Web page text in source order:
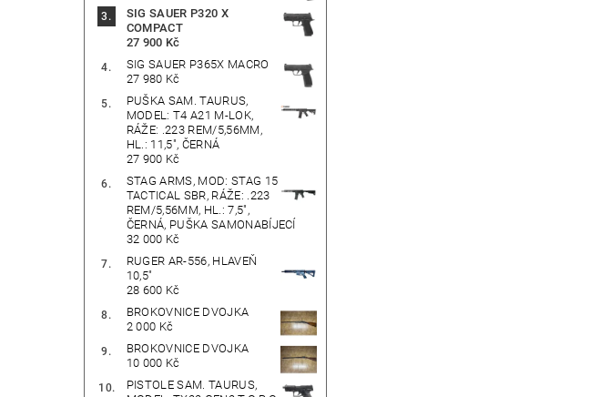
SIG SAUER P320 X
COMPACT
27 900 Kč
SIG SAUER P365X MACRO
27 980 Kč
PUŠKA SAM. TAURUS,
MODEL: T4 A21 M-LOK,
RÁŽE: .223 REM/5,56MM,
HL.: 11,5", ČERNÁ
27 900 Kč
STAG ARMS, MOD: STAG 15
TACTICAL SBR, RÁŽE: .223
REM/5,56MM, HL.: 7,5",
ČERNÁ, PUŠKA SAMONABÍJECÍ
32 000 Kč
RUGER AR-556, HLAVEŇ
10,5"
28 600 Kč
BROKOVNICE DVOJKA
2 000 Kč
BROKOVNICE DVOJKA
10 000 Kč
PISTOLE SAM. TAURUS,